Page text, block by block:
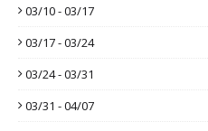
03/10 - 03/17
03/17 - 03/24
03/24 - 03/31
03/31 - 04/07